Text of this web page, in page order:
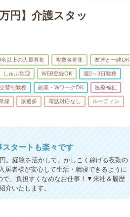
円】介護スタッ
名以上の大量募集 複数名募集 友達と一緒OK
しゅふ歓迎 WEB登録OK 週2～3日勤務
交替制勤務 副業・WワークOK 医療福祉
煙 派遣多 電話対応なし ルーティン
タートも楽々です
。経験を活かして、かしこく稼げる夜勤の
者様が安心して生活・就寝できるように
で、負担すくなめなお仕事！▼来社＆履歴
介いたします。